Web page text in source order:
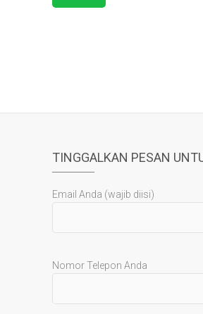
TINGGALKAN PESAN
Email Anda (wajib diisi)
Nomor Telepon Anda